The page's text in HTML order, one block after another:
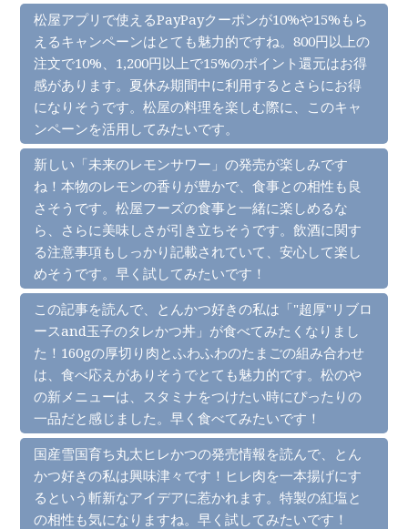
松屋アプリで使えるPayPayクーポンが10%や15%もら
えるキャンペーンはとても魅力的ですね。800円以上の
注文で10%、1,200円以上で15%のポイント還元はお得
感があります。夏休み期間中に利用するとさらにお得
になりそうです。松屋の料理を楽しむ際に、このキャ
ンペーンを活用してみたいです。
新しい「未来のレモンサワー」の発売が楽しみです
ね！本物のレモンの香りが豊かで、食事との相性も良
さそうです。松屋フーズの食事と一緒に楽しめるな
ら、さらに美味しさが引き立ちそうです。飲酒に関す
る注意事項もしっかり記載されていて、安心して楽し
めそうです。早く試してみたいです！
この記事を読んで、とんかつ好きの私は「"超厚"リブロ
ースand玉子のタレかつ丼」が食べてみたくなりまし
た！160gの厚切り肉とふわふわのたまごの組み合わせ
は、食べ応えがありそうでとても魅力的です。松のや
の新メニューは、スタミナをつけたい時にぴったりの
一品だと感じました。早く食べてみたいです！
国産雪国育ち丸太ヒレかつの発売情報を読んで、とん
かつ好きの私は興味津々です！ヒレ肉を一本揚げにす
るという斬新なアイデアに惹かれます。特製の紅塩と
の相性も気になりますね。早く試してみたいです！